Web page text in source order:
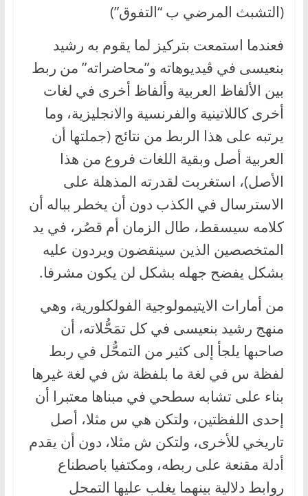
(التشبث المرضي ب “التفوق”)
فعندما استمعت بتركيز لما يقوم به رشيد
بنعيسى في ڤيديوهاته و”محاضراته” من ربط
بين الألفاظ العربية وألفاظ أخرى في لغات
أخرى كاللاتينية والفرنسية والانجليزية، وما
يرتبه على هذا الربط من نتائج (جملتها أن
العربية أصل وبقية اللغات فروع من هذا
الأصل)، استغربت لقدرته المذهلة على
الاسترسال في الكذب دون أن يخطر بباله أن
كلامه سيسقط، طال الزمان أم قصُر، في يد
المتخصصين الذين سينقضون ويردون عليه
بشكل يفضح جهله بشكل لن يكون مشرفا.
من أمارات الايتيمولوجية الفولكلورية، وهي
منهج رشيد بنعيسى في كل تمَحُّلاته، أن
صاحبها يلجأ إلى كثير من التمحُّل في ربط
لفظة س في لغة ما بلفظة ش في لغة غيرها
بناء على تشابه سطحي في مبناها معتبرا أن
إحدى اللفظتين، ولتكن هي س مثلا، أصل
تاريخي للأخرى، ولتكن ش مثلا، دون أن يقدم
أدلة مقنعة على ربطه، ومكتفيا باصطناع
روابط دلالية بينهما يغلب عليها التمحل